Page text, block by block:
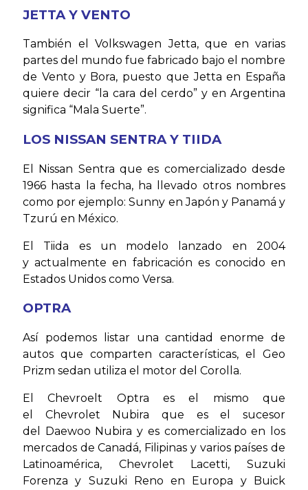
JETTA Y VENTO
También el Volkswagen Jetta, que en varias
partes del mundo fue fabricado bajo el nombre
de Vento y Bora, puesto que Jetta en España
quiere decir “la cara del cerdo” y en Argentina
significa “Mala Suerte”.
LOS NISSAN SENTRA Y TIIDA
El Nissan Sentra que es comercializado desde
1966 hasta la fecha, ha llevado otros nombres
como por ejemplo: Sunny en Japón y Panamá y
Tzurú en México.
El Tiida es un modelo lanzado en 2004
y actualmente en fabricación es conocido en
Estados Unidos como Versa.
OPTRA
Así podemos listar una cantidad enorme de
autos que comparten características, el Geo
Prizm sedan utiliza el motor del Corolla.
El Chevroelt Optra es el mismo que
el Chevrolet Nubira que es el sucesor
del Daewoo Nubira y es comercializado en los
mercados de Canadá, Filipinas y varios países de
Latinoamérica, Chevrolet Lacetti, Suzuki
Forenza y Suzuki Reno en Europa y Buick